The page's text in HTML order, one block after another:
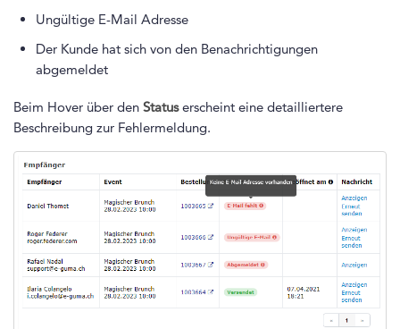
Ungültige E-Mail Adresse
Der Kunde hat sich von den Benachrichtigungen
abgemeldet
Beim Hover über den Statuserscheint eine detailliertere
Beschreibung zur Fehlermeldung.